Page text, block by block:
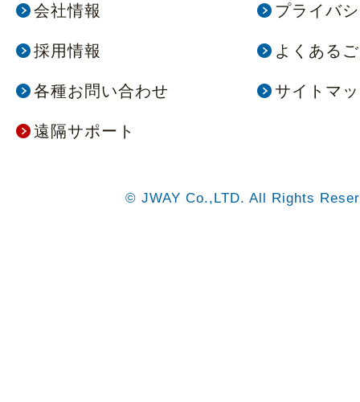
会社情報 プライバ
採用情報 よくある
各種お問い合わせ サイトマ
遠隔サポート
© JWAY Co.,LTD. All Rights